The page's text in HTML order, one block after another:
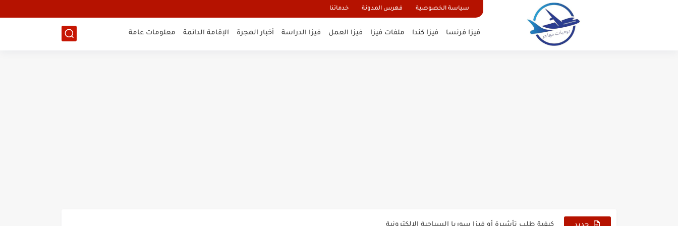
سياسة الخصوصية فهرس المدونة خدماتنا
فيزا فرنسا فيزا كندا ملفات فيزا فيزا العمل فيزا الدراسة أخبار الهجرة الإقامة الدائمة معلومات عامة